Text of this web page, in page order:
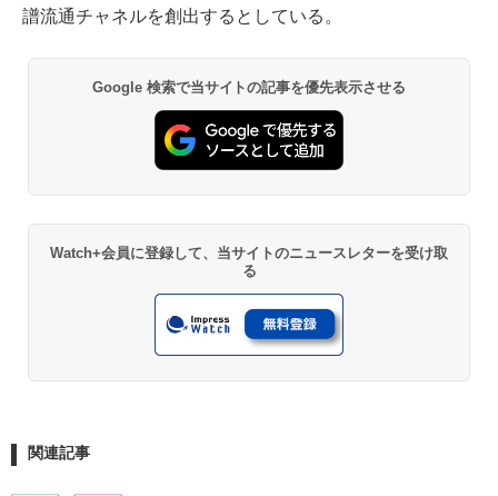
譜流通チャネルを創出するとしている。
Google 検索で当サイトの記事を優先表示させる
Watch+会員に登録して、当サイトのニュースレターを受け取
る
関連記事